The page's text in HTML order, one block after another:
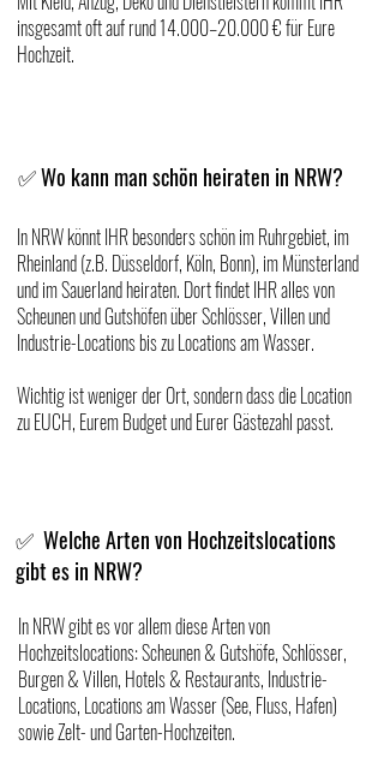
insgesamt oft auf rund 14.000–20.000 € für Eure
Hochzeit.
✅Wo kann man schön heiraten in NRW?
In NRW könnt IHR besonders schön im Ruhrgebiet, im
Rheinland (z.B. Düsseldorf, Köln, Bonn), im Münsterland
und im Sauerland heiraten. Dort findet IHR alles von
Scheunen und Gutshöfen über Schlösser, Villen und
Industrie-Locations bis zu Locations am Wasser.
Wichtig ist weniger der Ort, sondern dass die Location
zu EUCH, Eurem Budget und Eurer Gästezahl passt.
✅ Welche Arten von Hochzeitslocations
gibt es in NRW?
In NRW gibt es vor allem diese Arten von
Hochzeitslocations: Scheunen & Gutshöfe, Schlösser,
Burgen & Villen, Hotels & Restaurants, Industrie-
Locations, Locations am Wasser (See, Fluss, Hafen)
sowie Zelt- und Garten-Hochzeiten.